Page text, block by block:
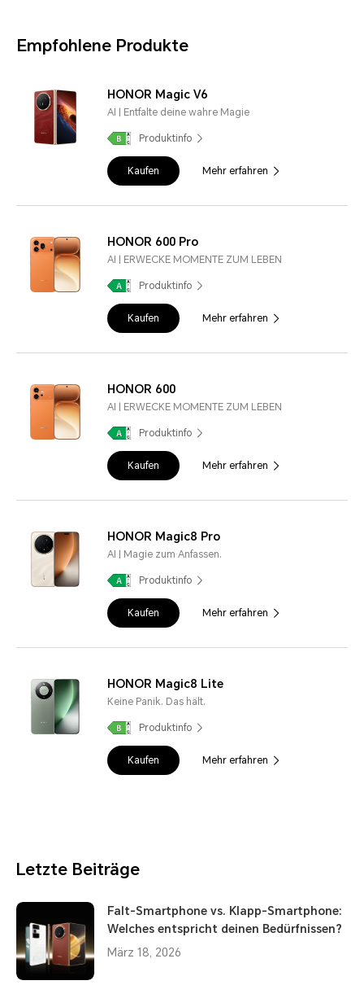
Empfohlene Produkte
HONOR Magic V6
AI | Entfalte deine wahre Magie
Produktinfo
Kaufen Mehr erfahren
HONOR 600 Pro
AI | ERWECKE MOMENTE ZUM LEBEN
Produktinfo
Kaufen Mehr erfahren
HONOR 600
AI | ERWECKE MOMENTE ZUM LEBEN
Produktinfo
Kaufen Mehr erfahren
HONOR Magic8 Pro
AI | Magie zum Anfassen.
Produktinfo
Kaufen Mehr erfahren
HONOR Magic8 Lite
Keine Panik. Das hält.
Produktinfo
Kaufen Mehr erfahren
Letzte Beiträge
Falt-Smartphone vs. Klapp-Smartphone:
Welches entspricht deinen Bedürfnissen?
März 18, 2026